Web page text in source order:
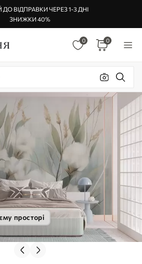
ВІДПРАВКИ ЧЕРЕЗ 1-3 ДНІ
ЗНИЖКИ 40%
0 0
просторі